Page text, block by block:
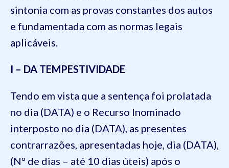
sintonia com as provas constantes dos autos
e fundamentada com as normas legais
aplicáveis.
I – DA TEMPESTIVIDADE
Tendo em vista que a sentença foi prolatada
no dia (DATA) e o Recurso Inominado
interposto no dia (DATA), as presentes
contrarrazões, apresentadas hoje, dia (DATA),
(Nº de dias – até 10 dias úteis) após o